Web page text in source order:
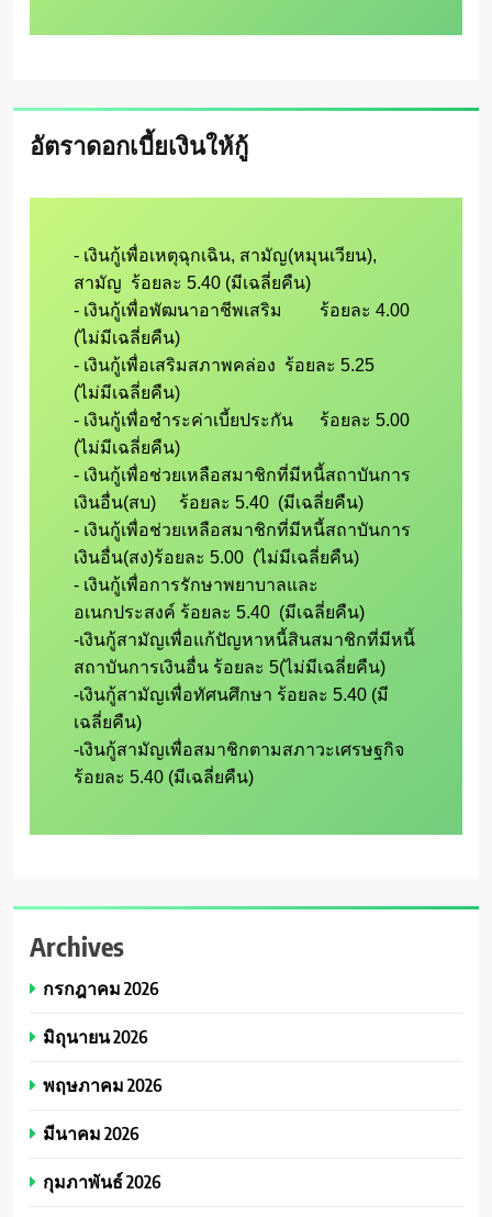
อัตราดอกเบี้ยเงินให้กู้
- เงินกู้เพื่อเหตุฉุกเฉิน, สามัญ(หมุนเวียน),
สามัญ  ร้อยละ 5.40 (มีเฉลี่ยคืน)
- เงินกู้เพื่อพัฒนาอาชีพเสริม 	ร้อยละ 4.00
(ไม่มีเฉลี่ยคืน)
- เงินกู้เพื่อเสริมสภาพคล่อง	ร้อยละ 5.25
(ไม่มีเฉลี่ยคืน)
- เงินกู้เพื่อชำระค่าเบี้ยประกัน	ร้อยละ 5.00
(ไม่มีเฉลี่ยคืน)
- เงินกู้เพื่อช่วยเหลือสมาชิกที่มีหนี้สถาบันการ
เงินอื่น(สบ)	ร้อยละ 5.40  (มีเฉลี่ยคืน)
- เงินกู้เพื่อช่วยเหลือสมาชิกที่มีหนี้สถาบันการ
เงินอื่น(สง)ร้อยละ 5.00  (ไม่มีเฉลี่ยคืน)
- เงินกู้เพื่อการรักษาพยาบาลและ
อเนกประสงค์ ร้อยละ 5.40  (มีเฉลี่ยคืน)
-เงินกู้สามัญเพื่อแก้ปัญหาหนี้สินสมาชิกที่มีหนี้
สถาบันการเงินอื่น ร้อยละ 5(ไม่มีเฉลี่ยคืน)
-เงินกู้สามัญเพื่อทัศนศึกษา ร้อยละ 5.40 (มี
เฉลี่ยคืน)
-เงินกู้สามัญเพื่อสมาชิกตามสภาวะเศรษฐกิจ
Archives
กรกฎาคม 2026
มิถุนายน 2026
พฤษภาคม 2026
มีนาคม 2026
กุมภาพันธ์ 2026